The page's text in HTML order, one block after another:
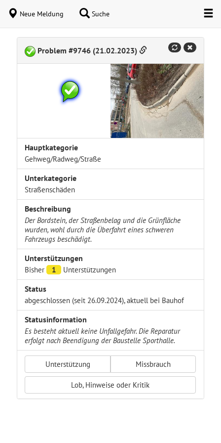
Neue Meldung Suche
Problem #9746 (21.02.2023)
Hauptkategorie
Gehweg/Radweg/Straße
Unterkategorie
Straßenschäden
Beschreibung
Der Bordstein, der Straßenbelag und die Grünfläche
wurden, wohl durch die Überfahrt eines schweren
Fahrzeugs beschädigt.
Unterstützungen
Bisher 1 Unterstützungen
Status
abgeschlossen (seit 26.09.2024), aktuell bei Bauhof
Statusinformation
Es besteht aktuell keine Unfallgefahr. Die Reparatur
erfolgt nach Beendigung der Baustelle Sporthalle.
Unterstützung Missbrauch
Lob, Hinweise oder Kritik